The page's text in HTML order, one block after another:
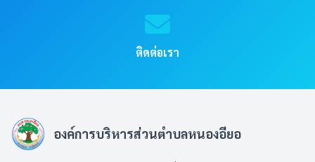
ติดต่อเรา
องค์การบริหารส่วนตำบลหนองอียอ